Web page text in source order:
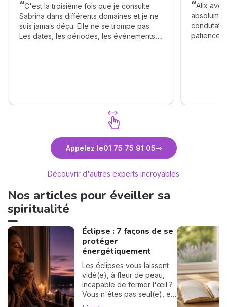
C'est la troisième fois que je consulte
Sabrina dans différents domaines et je ne
suis jamais déçu. Elle ne se trompe pas.
Les dates, les périodes, les événements
mon avenir, un fil rouge qui éclaire ma vie.
La capacité à prendre de la hauteur sur
les événements en reliant les uns avec les
autres donne du relief à la consultation.
Nul doute que mes efforts auront un
beaucoup apprécié. A très bientôt.
Découvrez Sabrina de Saint Ange
Alix
patience
Appelez le01 75 75 91 05
Découvrir d'autres experts incroyables
Nos articles pour éveiller sa
spiritualité
Éclipse : 7 façons de se
protéger
énergétiquement
Les éclipses vous laissent
vidé(e), à fleur de peau,
incapable de fermer l'œil ?
Vous n'êtes pas seul(e), et
surtout : ça se traverse en